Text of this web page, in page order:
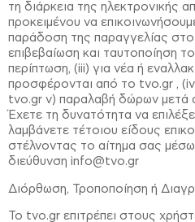
τη διάρκεια της ηλεκτρονικής
προκειμένου να
παράδοση της παραγγελίας
επιβεβαίωση και ταυτοποίηση
περίπτωση, (iii) για νέα ή
προσφέρονται από το tvo.gr ,
tvo.gr v) παραλαβή δώρων μετά
Έχετε τη δυνατότητα να
λαμβάνετε τέτοιου είδους
στέλνοντας το αίτημα σας
διεύθυνση info@tvo.gr
Διόρθωση, Τροποποίηση ή
Το tvo.gr επιτρέπει στους